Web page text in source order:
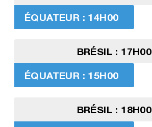
ÉQUATEUR : 14H00
BRÉSIL : 17H00
ÉQUATEUR : 15H00
BRÉSIL : 18H00